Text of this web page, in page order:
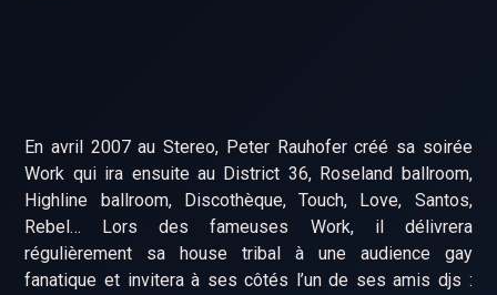
En avril 2007 au Stereo, Peter Rauhofer créé sa soirée
Work qui ira ensuite au District 36, Roseland ballroom,
Highline ballroom, Discothèque, Touch, Love, Santos,
Rebel… Lors des fameuses Work, il délivrera
régulièrement sa house tribal à une audience gay
fanatique et invitera à ses côtés l’un de ses amis djs :